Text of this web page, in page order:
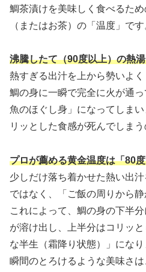
鯛茶漬けを美味しく食べるた
（またはお茶）の「温度」です
沸騰したて（90度以上）の熱
熱すぎる出汁を上から勢いよく
鯛の身に一瞬で完全に火が通
魚のほぐし身」になってしま
リッとした食感が死んでしまう
プロが薦める黄金温度は「80
少しだけ落ち着かせた熱い出
ではなく、「ご飯の周りから静
これによって、鯛の身の下半
が溶け出し、上半分はコリッ
な半生（霜降り状態）」にな
瞬間のとろけるような美味さ